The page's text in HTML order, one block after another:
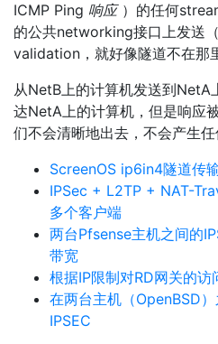
ICMP Ping 响应）的任何
的公共networking接口上发送
validation，就好像隧道不在那
从NetB上的计算机发送到NetA
达NetA上的计算机，但是响应
们不会清晰地出去，不会产生
ScreenOS ip6in4隧道传
IPSec + L2TP + NAT-
多个客户端
两台Pfsense主机之间的
带宽
根据IP限制对RD网关的访
在两台主机（OpenBSD
IPSEC